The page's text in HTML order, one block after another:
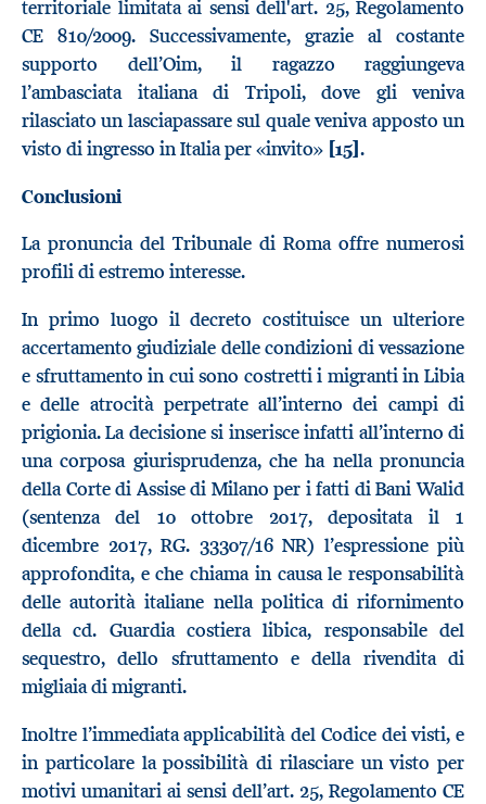
territoriale limitata ai sensi dell'art. 25, Regolamento
CE 810/2009. Successivamente, grazie al costante
supporto dell’Oim, il ragazzo raggiungeva
l’ambasciata italiana di Tripoli, dove gli veniva
rilasciato un lasciapassare sul quale veniva apposto un
visto di ingresso in Italia per «invito» [15].
Conclusioni
La pronuncia del Tribunale di Roma offre numerosi
profili di estremo interesse.
In primo luogo il decreto costituisce un ulteriore
accertamento giudiziale delle condizioni di vessazione
e sfruttamento in cui sono costretti i migranti in Libia
e delle atrocità perpetrate all’interno dei campi di
prigionia. La decisione si inserisce infatti all’interno di
una corposa giurisprudenza, che ha nella pronuncia
della Corte di Assise di Milano per i fatti di Bani Walid
(sentenza del 10 ottobre 2017, depositata il 1
dicembre 2017, RG. 33307/16 NR) l’espressione più
approfondita, e che chiama in causa le responsabilità
delle autorità italiane nella politica di rifornimento
della cd. Guardia costiera libica, responsabile del
sequestro, dello sfruttamento e della rivendita di
migliaia di migranti.
Inoltre l’immediata applicabilità del Codice dei visti, e
in particolare la possibilità di rilasciare un visto per
motivi umanitari ai sensi dell’art. 25, Regolamento CE